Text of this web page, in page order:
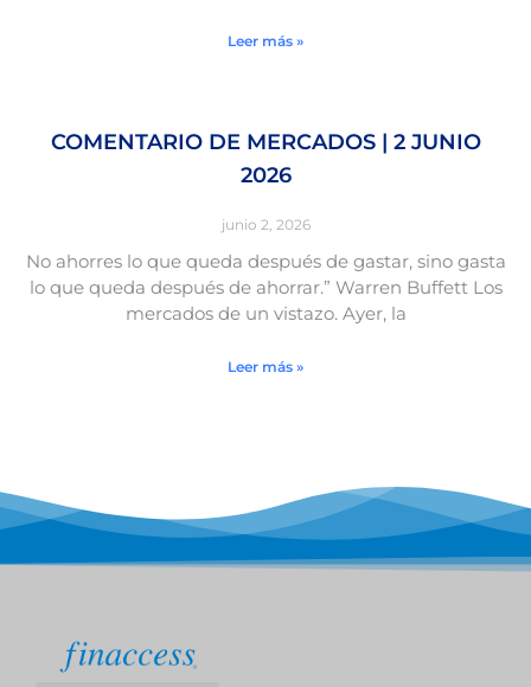
Leer más »
COMENTARIO DE MERCADOS | 2 JUNIO
2026
junio 2, 2026
No ahorres lo que queda después de gastar, sino gasta
lo que queda después de ahorrar.” Warren Buffett Los
mercados de un vistazo. Ayer, la
Leer más »